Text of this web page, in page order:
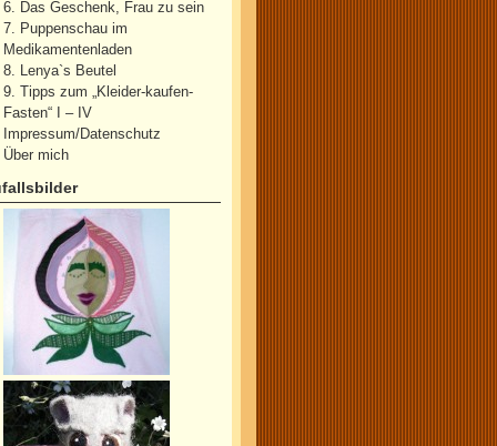
6. Das Geschenk, Frau zu sein
7. Puppenschau im
Medikamentenladen
8. Lenya`s Beutel
9. Tipps zum „Kleider-kaufen-
Fasten“ I – IV
Impressum/Datenschutz
Über mich